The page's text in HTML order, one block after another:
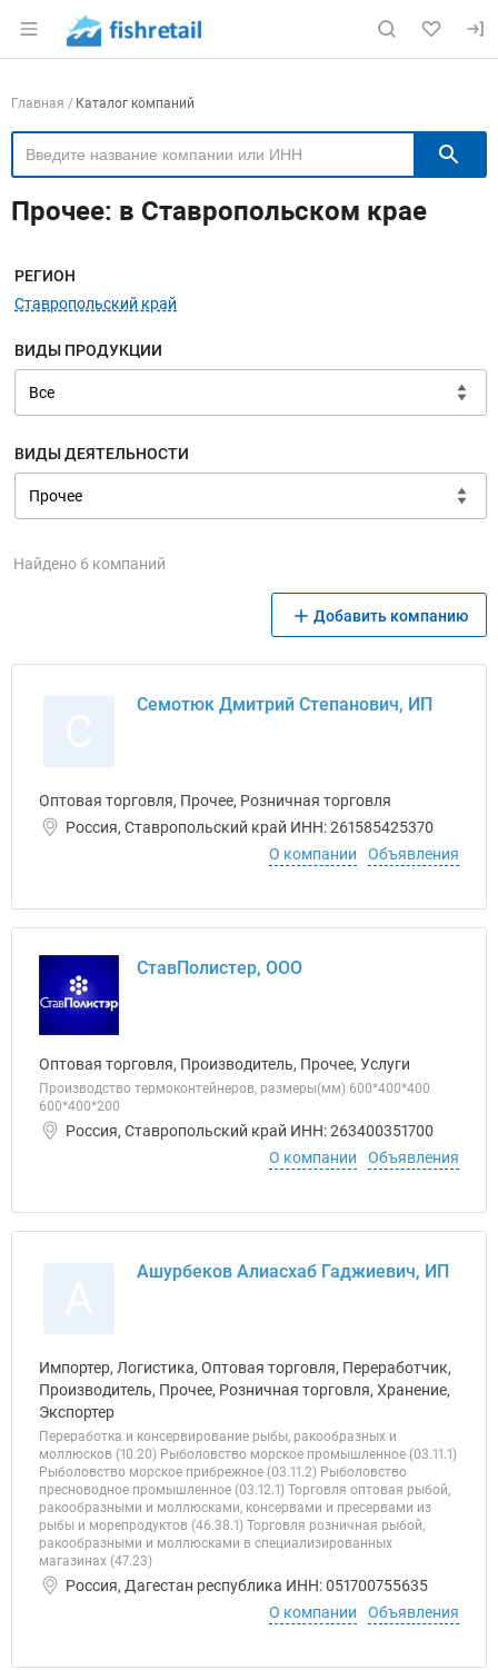
Раздел навигации по сайту fishretail.ru
Навигация по компаниям
Главная Каталог компаний
Прочее: в Ставропольском крае
Меню навигации
РЕГИОН
Ставропольский край
ВИДЫ ПРОДУКЦИИ
ВИДЫ ДЕЯТЕЛЬНОСТИ
Найдено 6 компаний
Добавить компанию
Семотюк Дмитрий Степанович, ИП
Оптовая торговля, Прочее, Розничная торговля
Россия, Ставропольский край ИНН: 261585425370
О компании
Объявления
СтавПолистер, ООО
Оптовая торговля, Производитель, Прочее, Услуги
Производство термоконтейнеров, размеры(мм) 600*400*400
600*400*200
Россия, Ставропольский край ИНН: 263400351700
О компании
Объявления
Ашурбеков Алиасхаб Гаджиевич, ИП
Импортер, Логистика, Оптовая торговля, Переработчик,
Производитель, Прочее, Розничная торговля, Хранение,
Экспортер
Переработка и консервирование рыбы, ракообразных и
моллюсков (10.20) Рыболовство морское промышленное (03.11.1)
Рыболовство морское прибрежное (03.11.2) Рыболовство
пресноводное промышленное (03.12.1) Торговля оптовая рыбой,
ракообразными и моллюсками, консервами и пресервами из
рыбы и морепродуктов (46.38.1) Торговля розничная рыбой,
ракообразными и моллюсками в специализированных
магазинах (47.23)
Россия, Дагестан республика ИНН: 051700755635
О компании
Объявления